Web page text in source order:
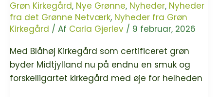
Grøn Kirkegård, Nye Grønne, Nyheder, Nyheder
fra det Grønne Netværk, Nyheder fra Grøn
Kirkegård / Af Carla Gjerlev / 9 februar, 2026
Med Blåhøj Kirkegård som certificeret grøn
byder Midtjylland nu på endnu en smuk og
forskelligartet kirkegård med øje for helheden